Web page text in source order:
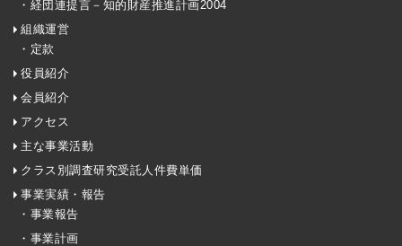
・経団連提言－知的財産推進計画2004
組織運営
・定款
役員紹介
会員紹介
アクセス
主な事業活動
クラス別調査研究受託人件費単価
事業実績・報告
・事業報告
・事業計画